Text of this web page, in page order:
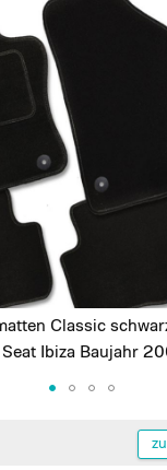
Classic
Ibiza Baujahr